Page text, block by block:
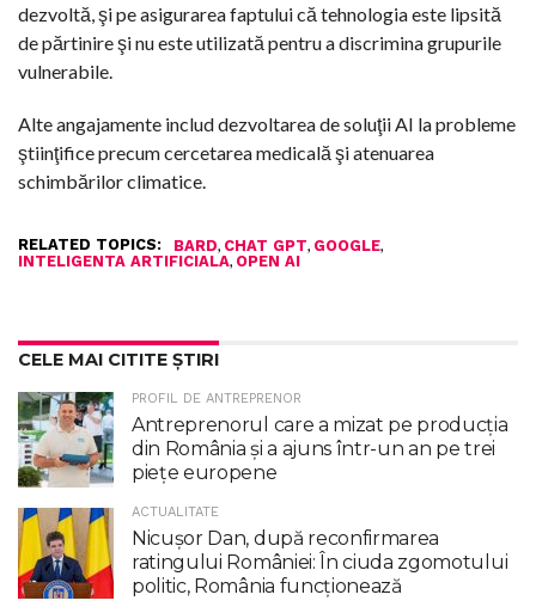
dezvoltă, şi pe asigurarea faptului că tehnologia este lipsită
de părtinire şi nu este utilizată pentru a discrimina grupurile
vulnerabile.
Alte angajamente includ dezvoltarea de soluţii AI la probleme
ştiinţifice precum cercetarea medicală şi atenuarea
schimbărilor climatice.
RELATED TOPICS: BARD, CHAT GPT, GOOGLE,
INTELIGENTA ARTIFICIALA, OPEN AI
CELE MAI CITITE ȘTIRI
PROFIL DE ANTREPRENOR
Antreprenorul care a mizat pe producția
din România și a ajuns într-un an pe trei
piețe europene
ACTUALITATE
Nicuşor Dan, după reconfirmarea
ratingului României: În ciuda zgomotului
politic, România funcţionează